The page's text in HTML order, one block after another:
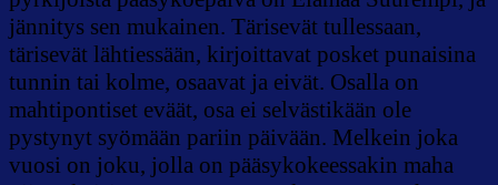
jännitys sen mukainen. Tärisevät tullessaan,
tärisevät lähtiessään, kirjoittavat posket punaisina
tunnin tai kolme, osaavat ja eivät. Osalla on
mahtipontiset eväät, osa ei selvästikään ole
pystynyt syömään pariin päivään. Melkein joka
vuosi on joku, jolla on pääsykokeessakin maha